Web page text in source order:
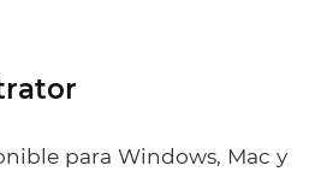
para Windows, Mac y